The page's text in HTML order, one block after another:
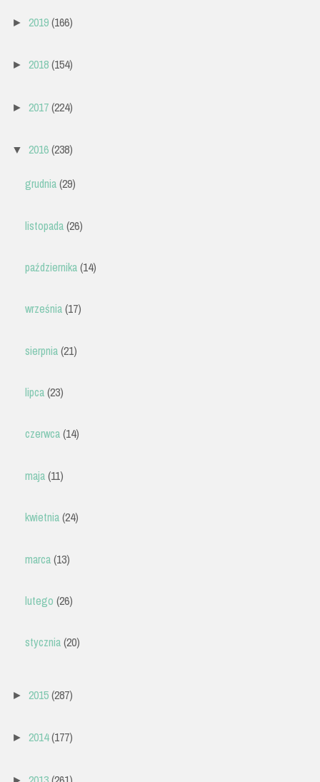
► 2019(166)
► 2018(154)
► 2017(224)
▼ 2016(238)
grudnia(29)
listopada(26)
października(14)
września(17)
sierpnia(21)
lipca(23)
czerwca(14)
maja(11)
kwietnia(24)
marca(13)
lutego (26)
stycznia(20)
► 2015(287)
► 2014(177)